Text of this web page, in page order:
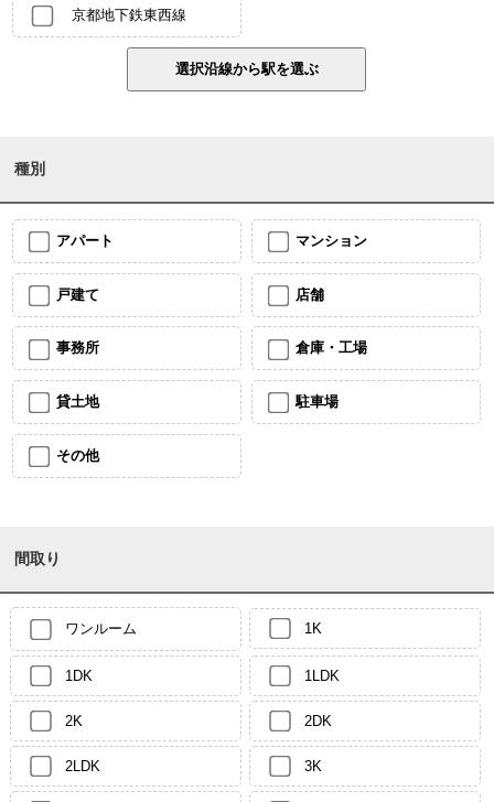
京都地下鉄東西線
種別
アパート マンション
戸建て 店舗
事務所 倉庫・工場
貸土地 駐車場
その他
間取り
ワンルーム 1K
1DK 1LDK
2K 2DK
2LDK 3K